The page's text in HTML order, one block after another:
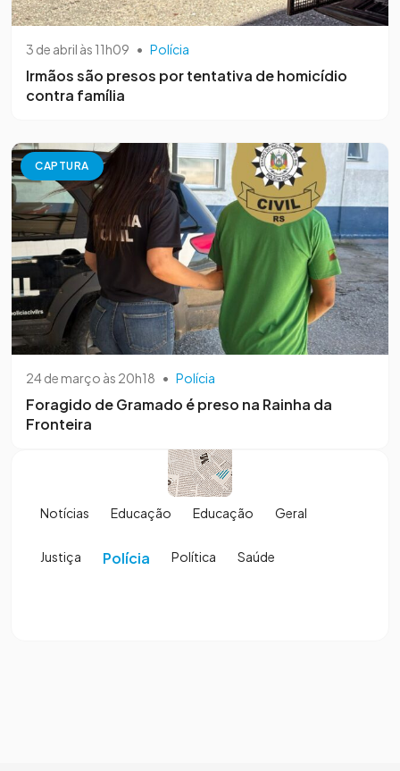
3 de abril às 11h09 • Polícia
Irmãos são presos por tentativa de homicídio
contra família
CAPTURA
24 de março às 20h18 • Polícia
Foragido de Gramado é preso na Rainha da
Fronteira
Notícias Educação Educação Geral
Justiça Polícia Política Saúde